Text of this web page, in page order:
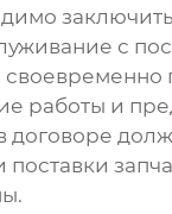
с
своевременно
работы и
договоре